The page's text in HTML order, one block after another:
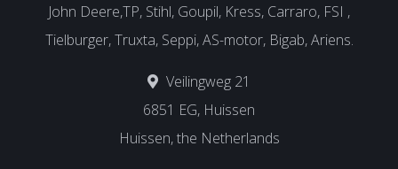
John Deere,TP, Stihl, Goupil, Kress, Carraro, FSI ,
Tielburger, Truxta, Seppi, AS-motor, Bigab, Ariens.
Veilingweg 21
6851 EG, Huissen
Huissen, the Netherlands